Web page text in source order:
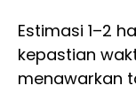
Estimasi 1–2
kepastian
menawarkan